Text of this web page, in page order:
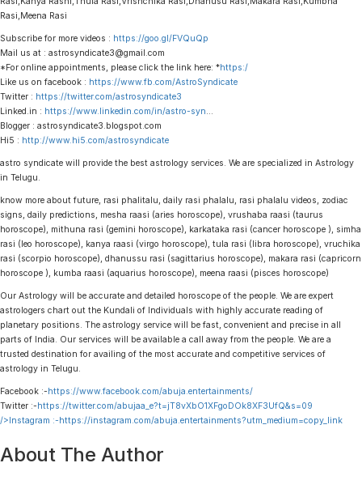
Rasi,Meena Rasi
Subscribe for more videos : https://goo.gl/FVQuQp
Mail us at : astrosyndicate3@gmail.com
*For online appointments, please click the link here: *https:/
Like us on facebook : https://www.fb.com/AstroSyndicate
Twitter : https://twitter.com/astrosyndicate3
Linked.in : https://www.linkedin.com/in/astro-syn
Blogger : astrosyndicate3.blogspot.com
Hi5 : http://www.hi5.com/astrosyndicate
astro syndicate will provide the best astrology services. We are specialized in Astrology
in Telugu.
know more about future, rasi phalitalu, daily rasi phalalu, rasi phalalu videos, zodiac
signs, daily predictions, mesha raasi (aries horoscope), vrushaba raasi (taurus
horoscope), mithuna rasi (gemini horoscope), karkataka rasi (cancer horoscope ), simha
rasi (leo horoscope), kanya raasi (virgo horoscope), tula rasi (libra horoscope), vruchika
rasi (scorpio horoscope), dhanussu rasi (sagittarius horoscope), makara rasi (capricorn
horoscope ), kumba raasi (aquarius horoscope), meena raasi (pisces horoscope)
Our Astrology will be accurate and detailed horoscope of the people. We are expert
astrologers chart out the Kundali of Individuals with highly accurate reading of
planetary positions. The astrology service will be fast, convenient and precise in all
parts of India. Our services will be available a call away from the people. We are a
trusted destination for availing of the most accurate and competitive services of
astrology in Telugu.
Facebook :-https://www.facebook.com/abuja.entertainments/
Twitter :-https://twitter.com/abujaa_e?t=jT8vXbO1XFgoDOk8XF3UfQ&s=09
/>Instagram :-https://instagram.com/abuja.entertainments?utm_medium=copy_link
About The Author